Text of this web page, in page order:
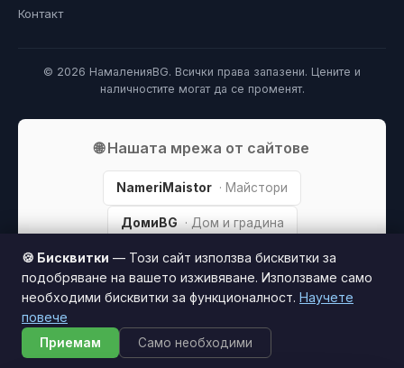
Контакт
© 2026 НамаленияBG. Всички права запазени. Цените и
наличностите могат да се променят.
🌐 Нашата мрежа от сайтове
NameriMaistor · Майстори
ДомиBG · Дом и градина
ТехникаBG · Техника и електроника
СпортBG · Спорт и фитнес
🍪 Бисквитки — Този сайт използва бисквитки за
подобряване на вашето изживяване. Използваме само
необходими бисквитки за функционалност. Научете
повече
Приемам Само необходими